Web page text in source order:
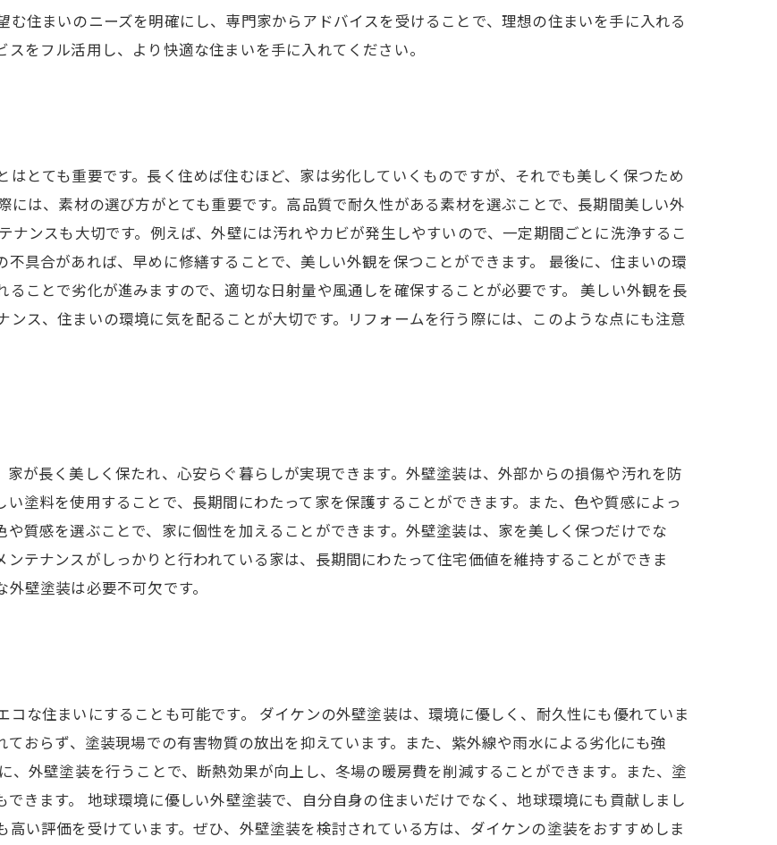
住まいのニーズを明確にし、専門家からアドバイスを受けることで、理想の住まいを手に入れる
をフル活用し、より快適な住まいを手に入れてください。
とても重要です。長く住めば住むほど、家は劣化していくものですが、それでも美しく保つため
には、素材の選び方がとても重要です。高品質で耐久性がある素材を選ぶことで、長期間美しい外
ナンスも大切です。例えば、外壁には汚れやカビが発生しやすいので、一定期間ごとに洗浄するこ
具合があれば、早めに修繕することで、美しい外観を保つことができます。 最後に、住まいの環
ことで劣化が進みますので、適切な日射量や風通しを確保することが必要です。 美しい外観を長
ス、住まいの環境に気を配ることが大切です。リフォームを行う際には、このような点にも注意
が長く美しく保たれ、心安らぐ暮らしが実現できます。外壁塗装は、外部からの損傷や汚れを防
塗料を使用することで、長期間にわたって家を保護することができます。また、色や質感によっ
質感を選ぶことで、家に個性を加えることができます。外壁塗装は、家を美しく保つだけでな
テナンスがしっかりと行われている家は、長期間にわたって住宅価値を維持することができま
壁塗装は必要不可欠です。
な住まいにすることも可能です。 ダイケンの外壁塗装は、環境に優しく、耐久性にも優れていま
おらず、塗装現場での有害物質の放出を抑えています。また、紫外線や雨水による劣化にも強
、外壁塗装を行うことで、断熱効果が向上し、冬場の暖房費を削減することができます。また、塗
きます。 地球環境に優しい外壁塗装で、自分自身の住まいだけでなく、地球環境にも貢献しまし
い評価を受けています。ぜひ、外壁塗装を検討されている方は、ダイケンの塗装をおすすめしま